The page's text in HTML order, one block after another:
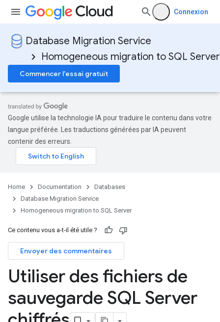
Connexion
Database Migration Service
Homogeneous migration to SQL Server
Commencer l'essai gratuit
Google utilise la technologie IA pour traduire le contenu dans votre
langue préférée. Les traductions générées par IA peuvent
contenir des erreurs.
Home Documentation
Databases
Database Migration Service
Homogeneous migration to SQL Server
Ce contenu vous a-t-il été utile ?
Envoyer des commentaires
Utiliser des fichiers de
sauvegarde SQL Server